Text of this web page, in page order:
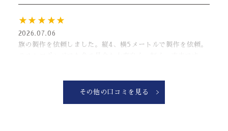
★★★★★
2026.07.06
旗の製作を依頼しました。縦4、横5メートルで製作を依頼。
PS.ポールも一緒に注文するとさらに◎
その他の口コミを見る